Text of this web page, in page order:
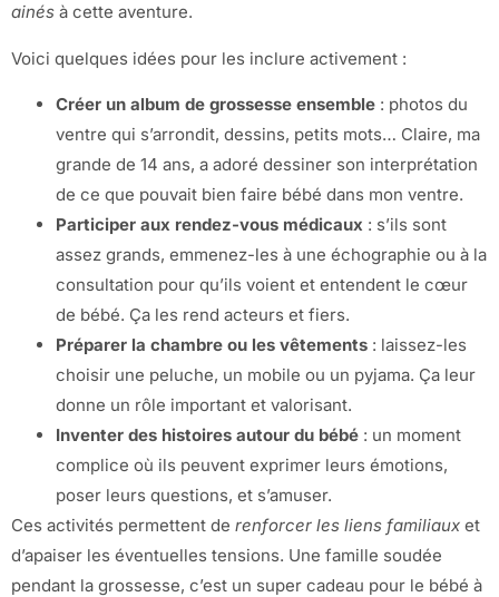
ainés à cette aventure.
Voici quelques idées pour les inclure activement :
Créer un album de grossesse ensemble : photos du
ventre qui s’arrondit, dessins, petits mots… Claire, ma
grande de 14 ans, a adoré dessiner son interprétation
de ce que pouvait bien faire bébé dans mon ventre.
Participer aux rendez-vous médicaux : s’ils sont
assez grands, emmenez-les à une échographie ou à la
consultation pour qu’ils voient et entendent le cœur
de bébé. Ça les rend acteurs et fiers.
Préparer la chambre ou les vêtements : laissez-les
choisir une peluche, un mobile ou un pyjama. Ça leur
donne un rôle important et valorisant.
Inventer des histoires autour du bébé : un moment
complice où ils peuvent exprimer leurs émotions,
poser leurs questions, et s’amuser.
Ces activités permettent de renforcer les liens familiaux et
d’apaiser les éventuelles tensions. Une famille soudée
pendant la grossesse, c’est un super cadeau pour le bébé à